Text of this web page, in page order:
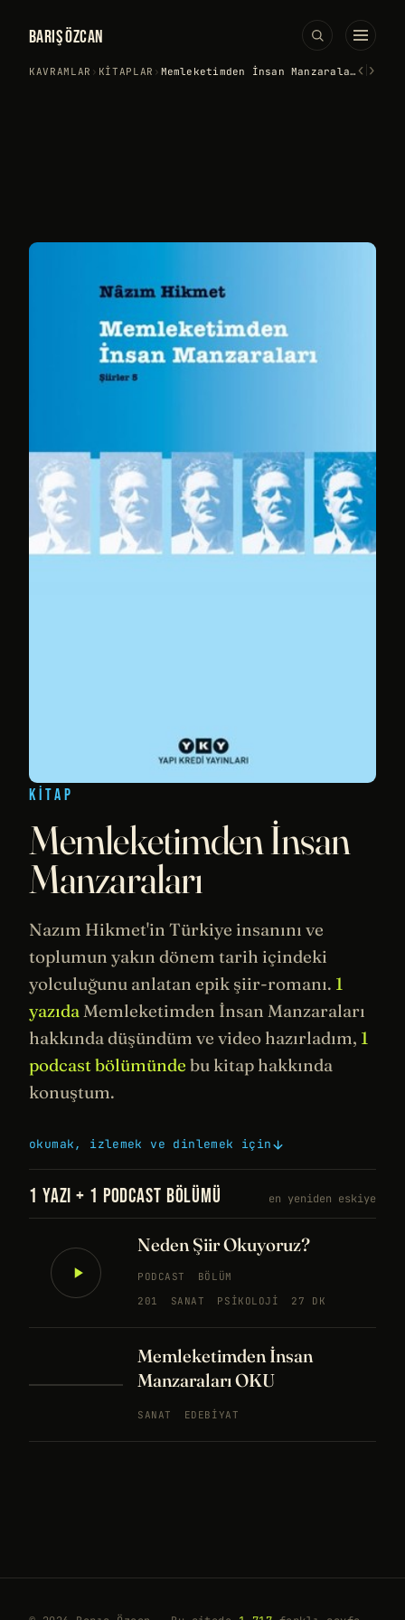
BARIŞ ÖZCAN
KAVRAMLAR › KITAPLAR › Memleketimden İnsan Manzaraları ‹›
KITAP
Memleketimden İnsan
Manzaraları
Nazım Hikmet'in Türkiye insanını ve
toplumun yakın dönem tarih içindeki
yolculuğunu anlatan epik şiir-romanı. 1
yazıdaMemleketimden İnsan Manzaraları
hakkında düşündüm ve video hazırladım, 1
podcast bölümünde bu kitap hakkında
konuştum.
okumak, izlemek ve dinlemek için
1 YAZI + 1 PODCAST BÖLÜMÜ en yeniden eskiye
Neden Şiir Okuyoruz?
PODCAST
BÖLÜM
201
SANAT PSIKOLOJI 27 DK
Memleketimden İnsan
Manzaraları OKU
SANAT EDEBIYAT